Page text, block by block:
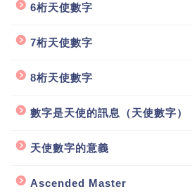
6桁天使數字
7桁天使數字
8桁天使數字
數字是天使的訊息（天使數字）
天使數字的意義
Ascended Master